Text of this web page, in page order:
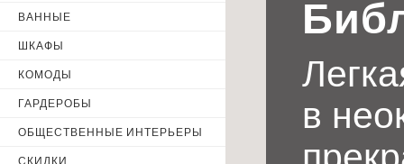
ВАННЫЕ
ШКАФЫ
КОМОДЫ
ГАРДЕРОБЫ
ОБЩЕСТВЕННЫЕ ИНТЕРЬЕРЫ
в